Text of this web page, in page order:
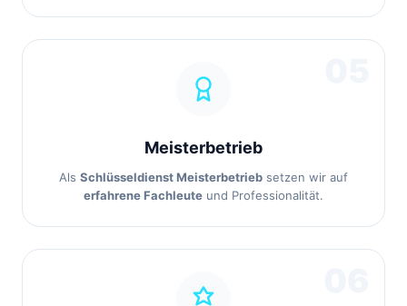
Meisterbetrieb
Als Schlüsseldienst Meisterbetrieb setzen wir auf
erfahrene Fachleute und Professionalität.